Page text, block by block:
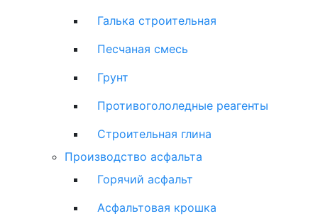
Галька строительная
Песчаная смесь
Грунт
Противогололедные реагенты
Строительная глина
Производство асфальта
Горячий асфальт
Асфальтовая крошка